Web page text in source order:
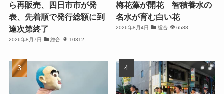
ら再販売、四日市市が発
表、先着順で発行総額に到
達次第終了
2026年8月7日 総合 10312
梅花藻が開花 智積養水の
名水が育む白い花
2026年8月4日 総合 6588